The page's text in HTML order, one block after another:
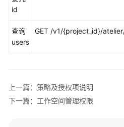
参
考
前
必
id
查询
users
GET /v1/{project_id}/
上一篇：策略及授权项说明
下一篇：工作空间管理权限